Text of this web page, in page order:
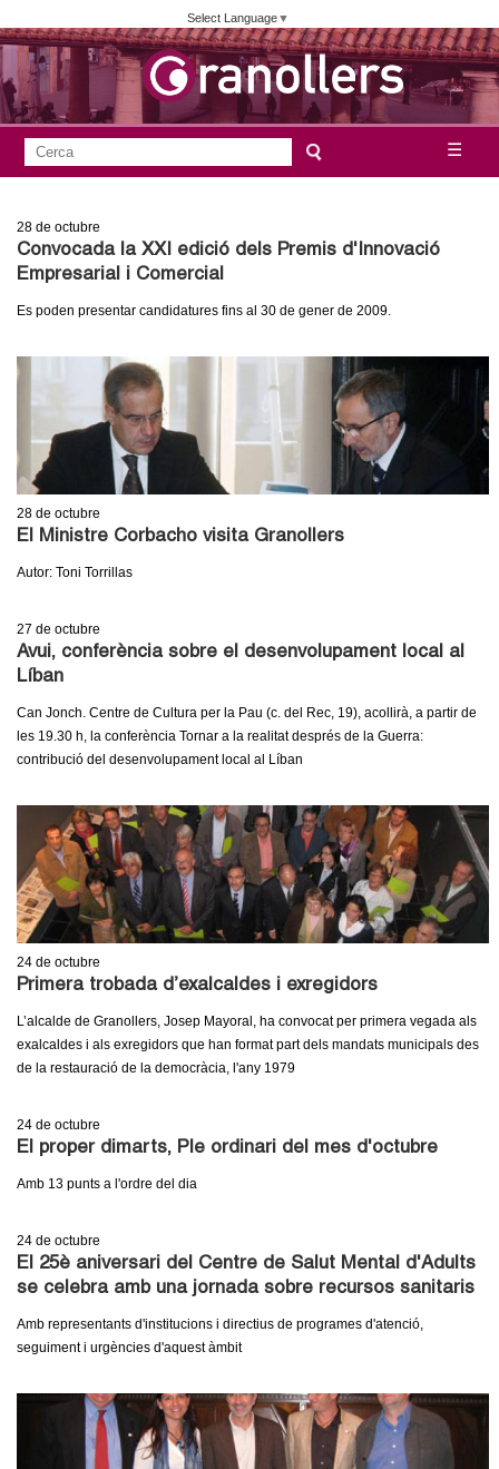
Vés
al
contingut
Select Language▼
G
☰
F
r
m
a
d
e
c
e
r
a
e
a
28 de octubre
Convocada la XXI edició dels Premis d'Innovació
Empresarial i Comercial
Es poden presentar candidatures fins al 30 de gener de 2009.
28 de octubre
El Ministre Corbacho visita Granollers
Autor: Toni Torrillas
27 de octubre
Avui, conferència sobre el desenvolupament local al
Líban
Can Jonch. Centre de Cultura per la Pau (c. del Rec, 19), acollirà, a partir de
les 19.30 h, la conferència Tornar a la realitat després de la Guerra:
contribució del desenvolupament local al Líban
24 de octubre
Primera trobada d’exalcaldes i exregidors
L’alcalde de Granollers, Josep Mayoral, ha convocat per primera vegada als
exalcaldes i als exregidors que han format part dels mandats municipals des
de la restauració de la democràcia, l'any 1979
24 de octubre
El proper dimarts, Ple ordinari del mes d'octubre
Amb 13 punts a l'ordre del dia
24 de octubre
El 25è aniversari del Centre de Salut Mental d'Adults
se celebra amb una jornada sobre recursos sanitaris
Amb representants d'institucions i directius de programes d'atenció,
seguiment i urgències d'aquest àmbit